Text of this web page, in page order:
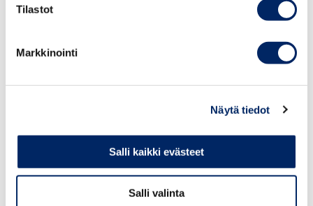
Tilastot
Markkinointi
Näytä tiedot
Salli kaikki evästeet
Salli valinta
Why attend?
American market where professionals from the
sector will find the value chain facing the
strengthening of quality education and knowledge
The fair is a high-level scenario where companies in
real time their solutions to a large specialized
The fair will promote interest in the appropriation of